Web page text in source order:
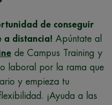
de conseguir
a distancia! Apúntate al
de Campus Training y
laboral por la rama que
y empieza tu
¡Ayuda a las